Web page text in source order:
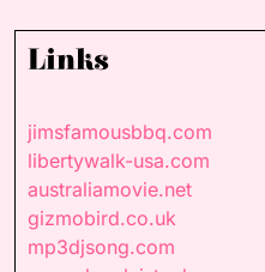
Links
jimsfamousbbq.com
libertywalk-usa.com
australiamovie.net
gizmobird.co.uk
mp3djsong.com